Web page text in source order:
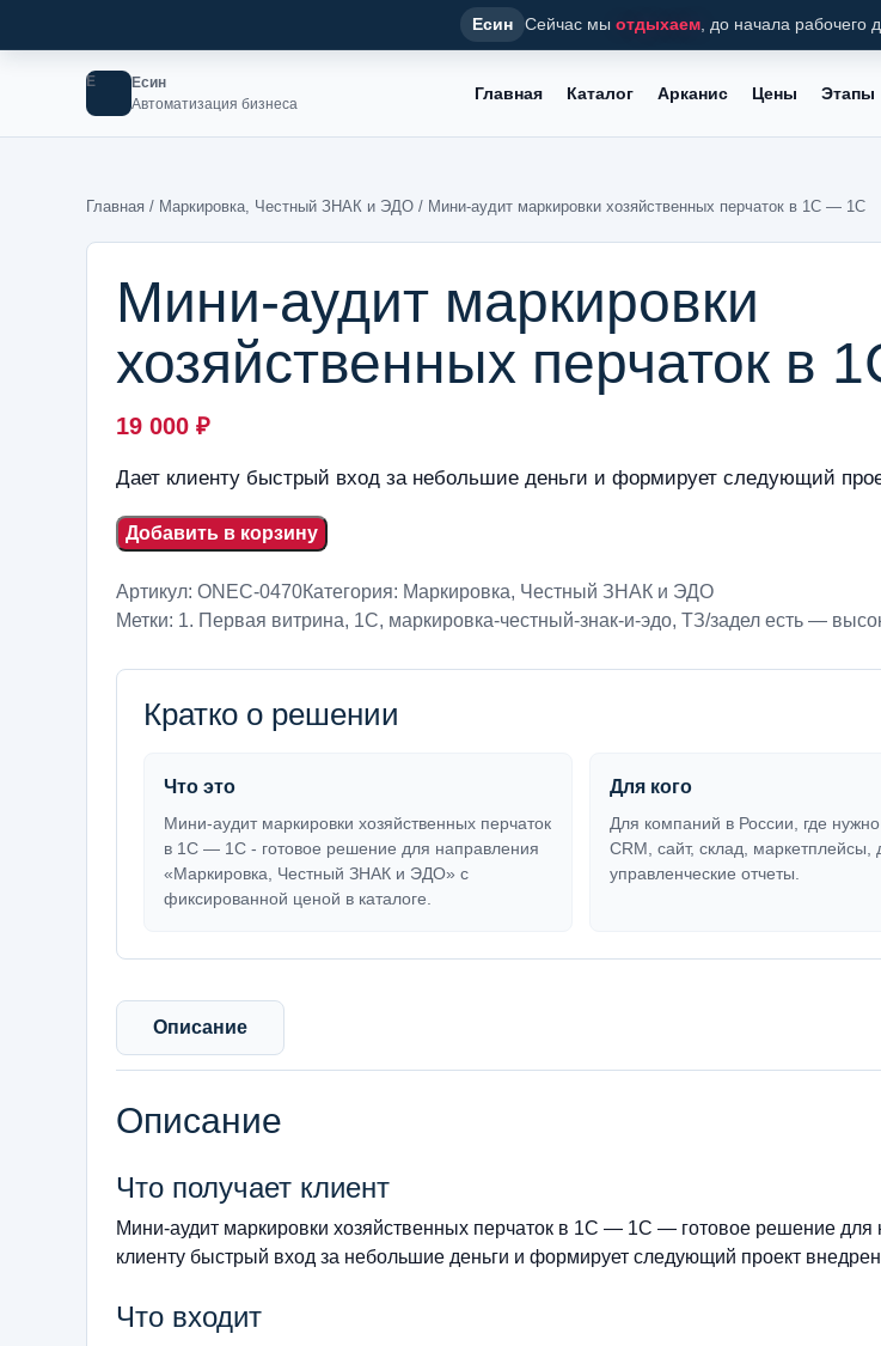
Есин Сейчас мы отдыхаем , до начала рабочего
Е
Есин
Автоматизация бизнеса
Главная Каталог Арканис Цены Этапы
Главная / Маркировка, Честный ЗНАК и ЭДО / Мини-аудит маркировки хозяйственных перчаток в 1С — 1С
Мини-аудит маркировки
хозяйственных перчаток в
19 000 ₽
Дает клиенту быстрый вход за небольшие деньги и формирует следующий
Добавить в корзину
Артикул: ONEC-0470Категория: Маркировка, Честный ЗНАК и ЭДО
Метки: 1. Первая витрина, 1С, маркировка-честный-знак-и-эдо, ТЗ/задел есть —
Кратко о решении
Что это
Мини-аудит маркировки хозяйственных перчаток
в 1С — 1С - готовое решение для направления
«Маркировка, Честный ЗНАК и ЭДО» с
фиксированной ценой в каталоге.
Для кого
Для компаний в России, где нужно
CRM, сайт, склад, маркетплейсы,
управленческие отчеты.
Описание
Описание
Что получает клиент
Мини-аудит маркировки хозяйственных перчаток в 1С — 1С — готовое решение
клиенту быстрый вход за небольшие деньги и формирует следующий проект
Что входит